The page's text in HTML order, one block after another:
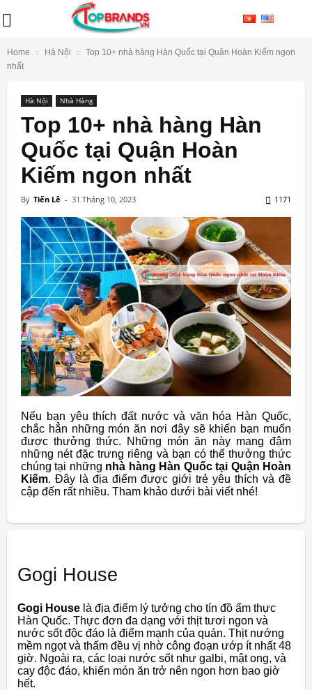
Home Hà Nội
Top 10+ nhà hàng Hàn Quốc tại Quận Hoàn Kiếm ngon
nhất
Hà Nội Nhà Hàng
Top 10+ nhà hàng Hàn
Quốc tại Quận Hoàn
Kiếm ngon nhất
By Tiến Lê - 31 Tháng 10, 2023 1171
Nếu bạn yêu thích đất nước và văn hóa Hàn Quốc,
chắc hẳn những món ăn nơi đây sẽ khiến bạn muốn
được thưởng thức. Những món ăn này mang đậm
những nét đặc trưng riêng và bạn có thể thưởng thức
chúng tại những nhà hàng Hàn Quốc tại Quận Hoàn
Kiếm. Đây là địa điểm được giới trẻ yêu thích và đề
cập đến rất nhiều. Tham khảo dưới bài viết nhé!
Gogi House
Gogi House là địa điểm lý tưởng cho tín đồ ẩm thực
Hàn Quốc. Thực đơn đa dạng với thịt tươi ngon và
nước sốt độc đáo là điểm mạnh của quán. Thịt nướng
mềm ngọt và thấm đều vị nhờ công đoạn ướp ít nhất 48
giờ. Ngoài ra, các loại nước sốt như galbi, mật ong, và
cay độc đáo, khiến món ăn trở nên ngon hơn bao giờ
hết.